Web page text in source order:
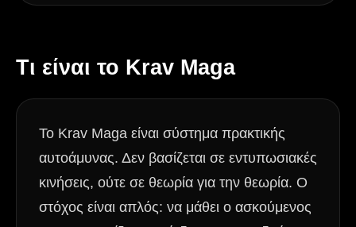
Τι είναι το Krav Maga
Το Krav Maga είναι σύστημα πρακτικής
αυτοάμυνας. Δεν βασίζεται σε εντυπωσιακές
κινήσεις, ούτε σε θεωρία για την θεωρία. Ο
στόχος είναι απλός: να μάθει ο ασκούμενος